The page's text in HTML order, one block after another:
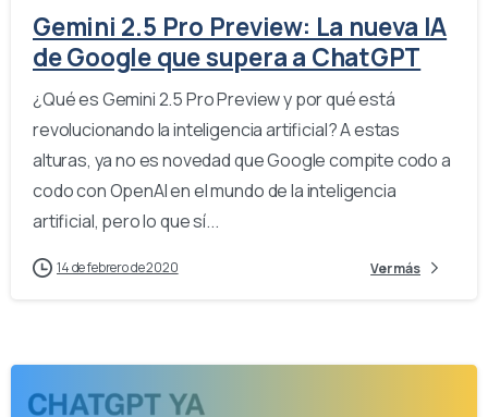
Gemini 2.5 Pro Preview: La nueva IA
de Google que supera a ChatGPT
¿Qué es Gemini 2.5 Pro Preview y por qué está
revolucionando la inteligencia artificial? A estas
alturas, ya no es novedad que Google compite codo a
codo con OpenAI en el mundo de la inteligencia
artificial, pero lo que sí...
14 de febrero de 2020 Ver más